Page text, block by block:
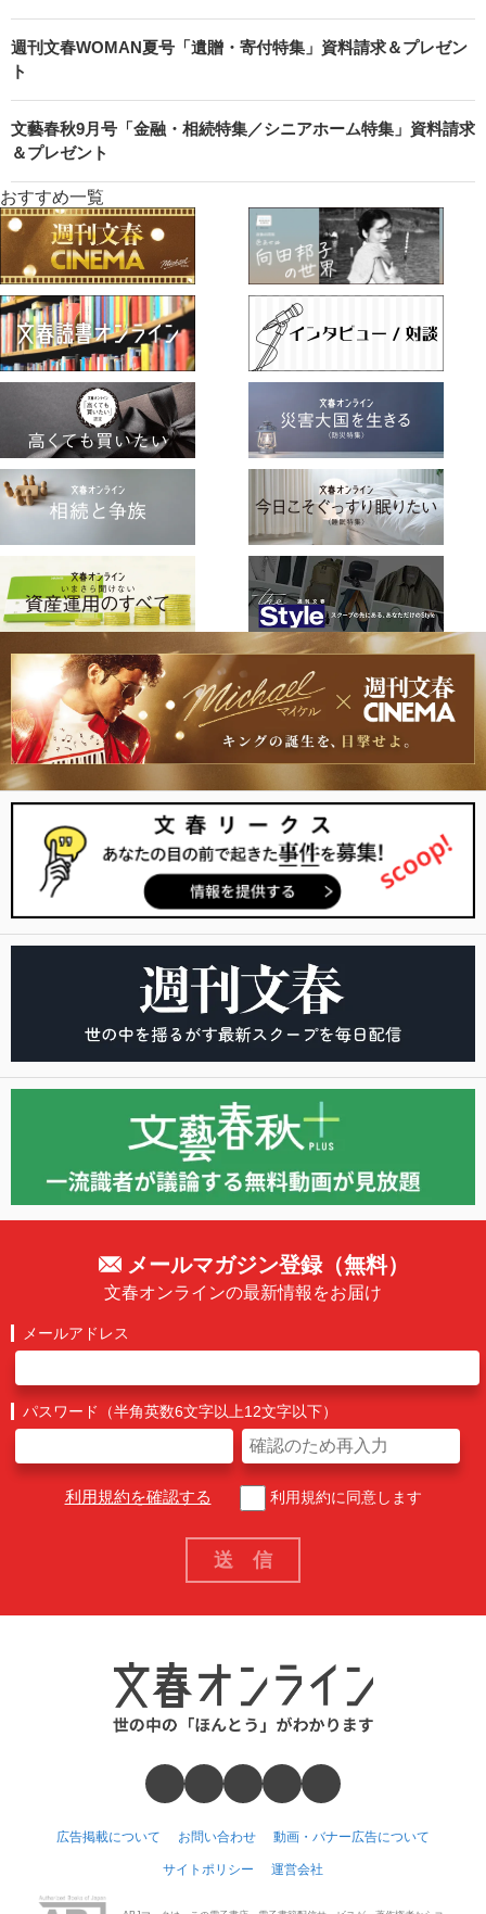
週刊文春WOMAN夏号「遺贈・寄付特集」資料請求＆プレゼン
ト
文藝春秋9月号「金融・相続特集／シニアホーム特集」資料請求
＆プレゼント
おすすめ一覧
メールマガジン登録（無料）
文春オンラインの最新情報をお届け
メールアドレス
パスワード（半角英数6文字以上12文字以下）
利用規約を確認する 利用規約に同意します
広告掲載について お問い合わせ 動画・バナー広告について
サイトポリシー 運営会社